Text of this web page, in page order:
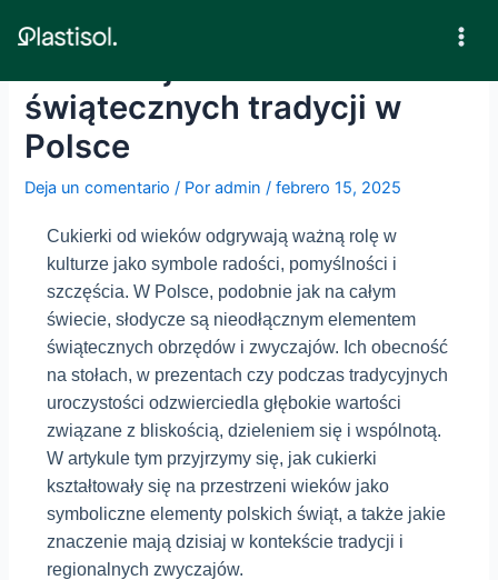
świątecznych tradycji w
Polsce
Deja un comentario / Poradmin /febrero 15, 2025
Cukierki od wieków odgrywają ważną rolę w
kulturze jako symbole radości, pomyślności i
szczęścia. W Polsce, podobnie jak na całym
świecie, słodycze są nieodłącznym elementem
świątecznych obrzędów i zwyczajów. Ich obecność
na stołach, w prezentach czy podczas tradycyjnych
uroczystości odzwierciedla głębokie wartości
związane z bliskością, dzieleniem się i wspólnotą.
W artykule tym przyjrzymy się, jak cukierki
kształtowały się na przestrzeni wieków jako
symboliczne elementy polskich świąt, a także jakie
znaczenie mają dzisiaj w kontekście tradycji i
regionalnych zwyczajów.